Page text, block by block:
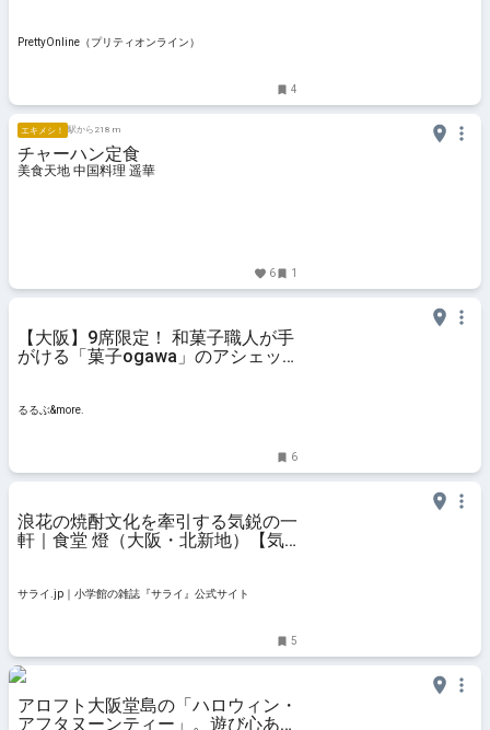
PrettyOnline（プリティオンライン）
4
エキメシ！ 駅から218 m
チャーハン定食
美食天地 中国料理 遥華
6 1
【大阪】9席限定！ 和菓子職人が手
がける「菓子ogawa」のアシェッ
るるぶ&more.
6
浪花の焼酎文化を牽引する気鋭の一
軒｜食堂 燈（大阪・北新地）【気
公式サイト
サライ.jp｜小学館の雑誌『サライ』公式サイト
5
アロフト大阪堂島の「ハロウィン・
アフタヌーンティー」。遊び心あふ